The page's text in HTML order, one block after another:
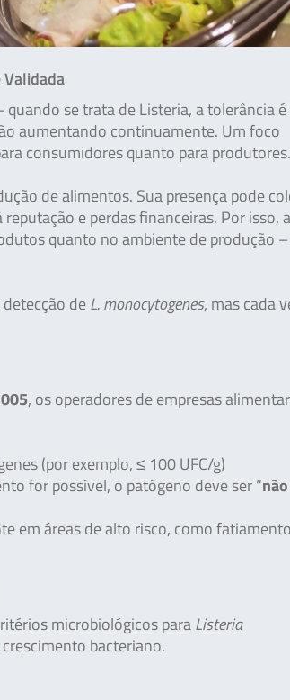
se trata de Listeria, a tolerância é
aumentando continuamente. Um foco
consumidores quanto para produtores.
de alimentos. Sua presença pode
e perdas financeiras. Por isso, a
quanto no ambiente de produção
deL. monocytogenes, mas cada
, os operadores de empresas
(por exemplo, ≤ 100 UFC/g)
for possível, o patógeno deve ser “não
em áreas de alto risco, como
microbiológicos paraListeria
bacteriano.